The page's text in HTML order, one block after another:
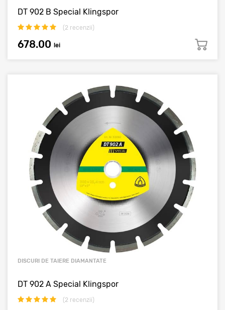
DT 902 B Special Klingspor
(2 recenzii)
678.00 lei
DISCURI DE TAIERE DIAMANTATE
DT 902 A Special Klingspor
(2 recenzii)